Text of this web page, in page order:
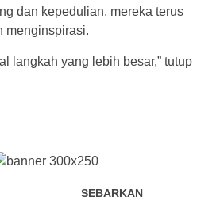
dan kepedulian, mereka terus
menginspirasi.
langkah yang lebih besar,” tutup
SEBARKAN